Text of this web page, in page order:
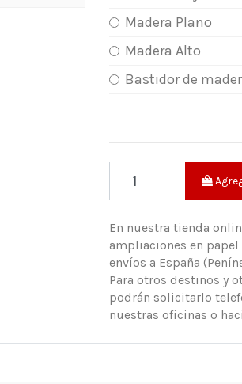
Madera Plano
Madera Alto
Bastidor de
En nuestra tienda
ampliaciones en
envíos a España
Para otros destinos y
podrán solicitarlo
nuestras oficinas o